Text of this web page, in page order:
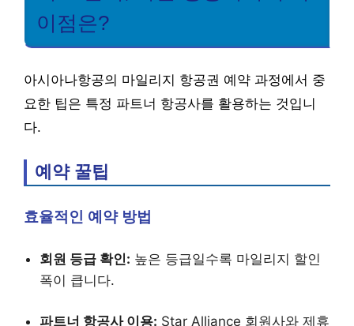
이점은?
아시아나항공의 마일리지 항공권 예약 과정에서 중
요한 팁은 특정 파트너 항공사를 활용하는 것입니
다.
예약 꿀팁
효율적인 예약 방법
회원 등급 확인: 높은 등급일수록 마일리지 할인
폭이 큽니다.
파트너 항공사 이용: Star Alliance 회원사와 제휴